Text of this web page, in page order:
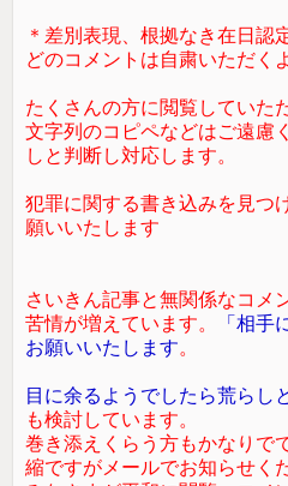
＊差別表現、根拠なき在日認
どのコメントは自粛いただく
たくさんの方に閲覧していた
文字列のコピペなどはご遠慮
しと判断し対応します。
犯罪に関する書き込みを見つ
願いいたします
さいきん記事と無関係なコメ
苦情が増えています。
「相手
お願いいたします。
目に余るようでしたら荒らし
も検討しています。
巻き添えくらう方もかなりで
縮ですがメールでお知らせく